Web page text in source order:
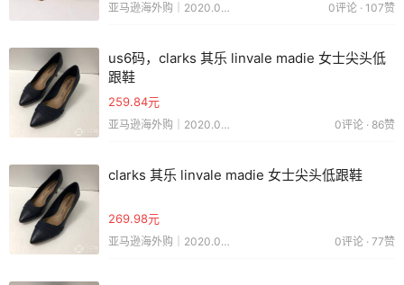
亚马逊海外购｜2020.08.09 0评论 · 107赞
us6码，clarks 其乐 linvale madie 女士尖头低
跟鞋
259.84元
亚马逊海外购｜2020.06.26 0评论 · 86赞
clarks 其乐 linvale madie 女士尖头低跟鞋
269.98元
亚马逊海外购｜2020.03.09 0评论 · 77赞